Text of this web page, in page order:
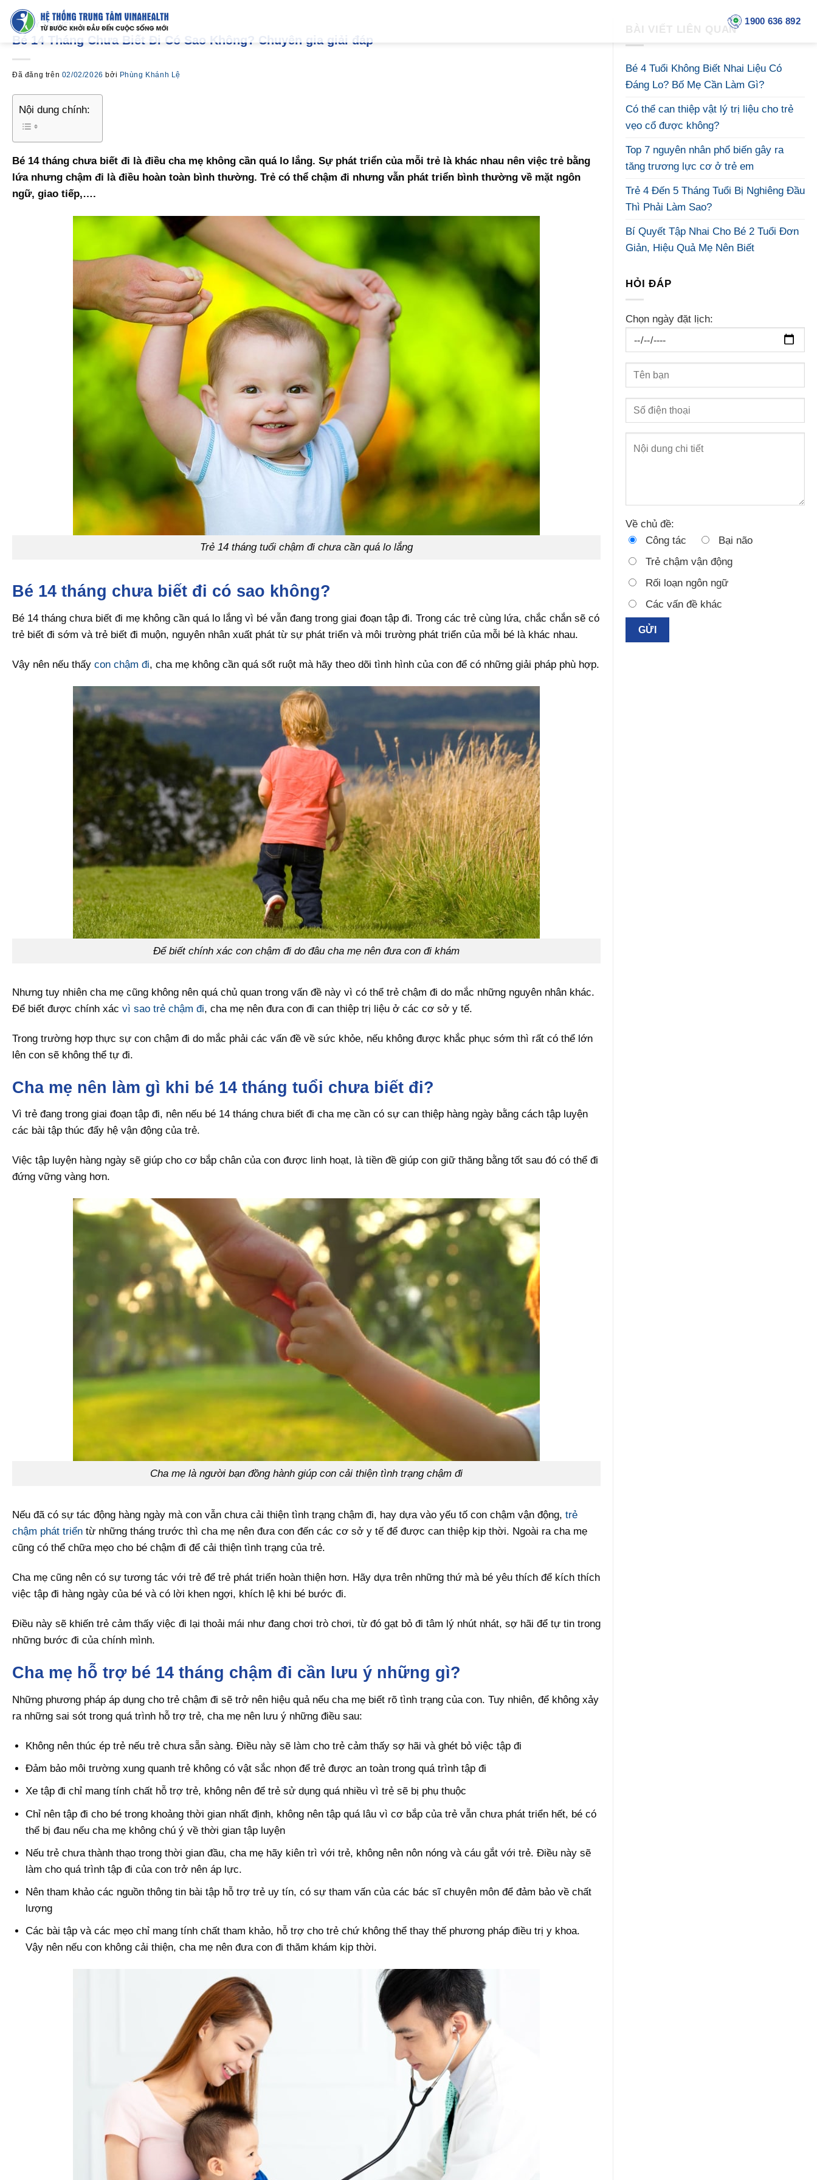
Chuyển
đến
nội
dung
1900 636 892
VẬT LÝ TRỊ LIỆU
Bé 14 Tháng Chưa Biết Đi Có Sao Không? Chuyên gia giải đáp
Đã đăng trên 02/02/2026 bởi Phùng Khánh Lệ
Nội dung chính:
Bé 14 tháng chưa biết đi là điều cha mẹ không cần quá lo lắng. Sự phát triển của mỗi trẻ là khác nhau nên việc trẻ bằng
lứa nhưng chậm đi là điều hoàn toàn bình thường. Trẻ có thể chậm đi nhưng vẫn phát triển bình thường về mặt ngôn
ngữ, giao tiếp,….
Trẻ 14 tháng tuổi chậm đi chưa cần quá lo lắng
Bé 14 tháng chưa biết đi có sao không?
Bé 14 tháng chưa biết đi mẹ không cần quá lo lắng vì bé vẫn đang trong giai đoạn tập đi. Trong các trẻ cùng lứa, chắc chắn sẽ có
trẻ biết đi sớm và trẻ biết đi muộn, nguyên nhân xuất phát từ sự phát triển và môi trường phát triển của mỗi bé là khác nhau.
Vậy nên nếu thấy con chậm đi, cha mẹ không cần quá sốt ruột mà hãy theo dõi tình hình của con để có những giải pháp phù hợp.
Để biết chính xác con chậm đi do đâu cha mẹ nên đưa con đi khám
Nhưng tuy nhiên cha mẹ cũng không nên quá chủ quan trong vấn đề này vì có thể trẻ chậm đi do mắc những nguyên nhân khác.
Để biết được chính xác vì sao trẻ chậm đi, cha mẹ nên đưa con đi can thiệp trị liệu ở các cơ sở y tế.
Trong trường hợp thực sự con chậm đi do mắc phải các vấn đề về sức khỏe, nếu không được khắc phục sớm thì rất có thể lớn
lên con sẽ không thể tự đi.
Cha mẹ nên làm gì khi bé 14 tháng tuổi chưa biết đi?
Vì trẻ đang trong giai đoạn tập đi, nên nếu bé 14 tháng chưa biết đi cha mẹ cần có sự can thiệp hàng ngày bằng cách tập luyện
các bài tập thúc đẩy hệ vận động của trẻ.
Việc tập luyện hàng ngày sẽ giúp cho cơ bắp chân của con được linh hoạt, là tiền đề giúp con giữ thăng bằng tốt sau đó có thể đi
đứng vững vàng hơn.
Cha mẹ là người bạn đồng hành giúp con cải thiện tình trạng chậm đi
Nếu đã có sự tác động hàng ngày mà con vẫn chưa cải thiện tình trạng chậm đi, hay dựa vào yếu tố con chậm vận động, trẻ
chậm phát triển từ những tháng trước thì cha mẹ nên đưa con đến các cơ sở y tế để được can thiệp kịp thời. Ngoài ra cha mẹ
cũng có thể chữa mẹo cho bé chậm đi để cải thiện tình trạng của trẻ.
Cha mẹ cũng nên có sự tương tác với trẻ để trẻ phát triển hoàn thiện hơn. Hãy dựa trên những thứ mà bé yêu thích để kích thích
việc tập đi hàng ngày của bé và có lời khen ngợi, khích lệ khi bé bước đi.
Điều này sẽ khiến trẻ cảm thấy việc đi lại thoải mái như đang chơi trò chơi, từ đó gạt bỏ đi tâm lý nhút nhát, sợ hãi để tự tin trong
những bước đi của chính mình.
Cha mẹ hỗ trợ bé 14 tháng chậm đi cần lưu ý những gì?
Những phương pháp áp dụng cho trẻ chậm đi sẽ trở nên hiệu quả nếu cha mẹ biết rõ tình trạng của con. Tuy nhiên, để không xảy
ra những sai sót trong quá trình hỗ trợ trẻ, cha mẹ nên lưu ý những điều sau:
Không nên thúc ép trẻ nếu trẻ chưa sẵn sàng. Điều này sẽ làm cho trẻ cảm thấy sợ hãi và ghét bỏ việc tập đi
Đảm bảo môi trường xung quanh trẻ không có vật sắc nhọn để trẻ được an toàn trong quá trình tập đi
Xe tập đi chỉ mang tính chất hỗ trợ trẻ, không nên để trẻ sử dụng quá nhiều vì trẻ sẽ bị phụ thuộc
Chỉ nên tập đi cho bé trong khoảng thời gian nhất định, không nên tập quá lâu vì cơ bắp của trẻ vẫn chưa phát triển hết, bé có
thể bị đau nếu cha mẹ không chú ý về thời gian tập luyện
Nếu trẻ chưa thành thạo trong thời gian đầu, cha mẹ hãy kiên trì với trẻ, không nên nôn nóng và cáu gắt với trẻ. Điều này sẽ
làm cho quá trình tập đi của con trở nên áp lực.
Nên tham khảo các nguồn thông tin bài tập hỗ trợ trẻ uy tín, có sự tham vấn của các bác sĩ chuyên môn để đảm bảo về chất
lượng
Các bài tập và các mẹo chỉ mang tính chất tham khảo, hỗ trợ cho trẻ chứ không thể thay thế phương pháp điều trị y khoa.
Vậy nên nếu con không cải thiện, cha mẹ nên đưa con đi thăm khám kịp thời.
BÀI VIẾT LIÊN QUAN
Bé 4 Tuổi Không Biết Nhai Liệu Có
Đáng Lo? Bố Mẹ Cần Làm Gì?
Có thể can thiệp vật lý trị liệu cho trẻ
vẹo cổ được không?
Top 7 nguyên nhân phổ biến gây ra
tăng trương lực cơ ở trẻ em
Trẻ 4 Đến 5 Tháng Tuổi Bị Nghiêng Đầu
Thì Phải Làm Sao?
Bí Quyết Tập Nhai Cho Bé 2 Tuổi Đơn
Giản, Hiệu Quả Mẹ Nên Biết
HỎI ĐÁP
Chọn ngày đặt lịch:
Về chủ đề:
Công tác
Bại não
Trẻ chậm vận động
Rối loạn ngôn ngữ
Các vấn đề khác